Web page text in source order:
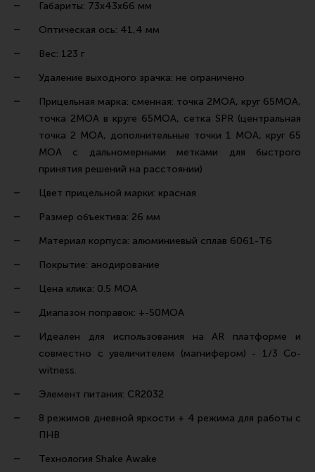
Ремни для IPSC
Стрелковые таймеры
Холощение и тренировки
Другие аксессуары IPSC
Экипировка
Стрелковые очки
Стрелковые наушники
Кобуры
Разгрузочные системы и защита
Защита головы
Тактическая медицина
Чехлы, рюкзаки, сумки
Фонари
Прочее снаряжение
Чистка, уход за оружием и релоадинг
Оружейная химия
Инструменты и другие аксессуары
Габариты: 73х43х66 мм
Оптическая ось: 41,4 мм
Вес: 123 г
Удаление выходного зрачка: не ограничено
Прицельная марка: сменная: точка 2МОА, круг 65МОА,
точка 2МОА в круге 65МОА, сетка SPR (центральная
точка 2 MOA, дополнительные точки 1 MOA, круг 65
MOA c дальномерными метками для быстрого
принятия решений на расстоянии)
Цвет прицельной марки: красная
Размер объектива: 26 мм
Материал корпуса: алюминиевый сплав 6061-T6
Покрытие: анодирование
Цена клика: 0.5 MOA
Диапазон поправок: +-50MOA
Идеален для использования на AR платформе и
совместно с увеличителем (магнифером) - 1/3 Co-
witness.
Элемент питания: CR2032
8 режимов дневной яркости + 4 режима для работы с
ПНВ
Технология Shake Awake